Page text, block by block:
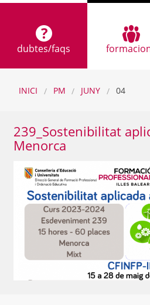
dubtes/faqs
INICI PM JUNY 04
239_Sostenibilitat
Menorca